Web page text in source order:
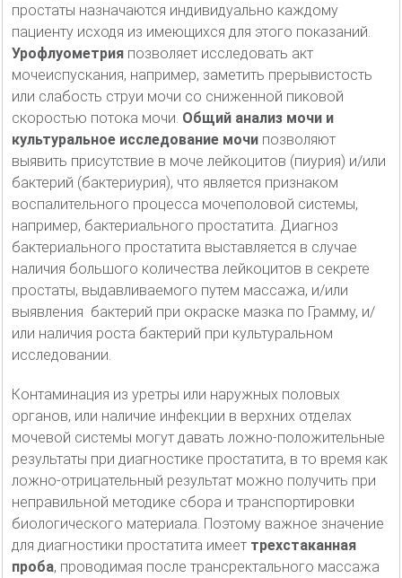
простаты назначаются индивидуально каждому
пациенту исходя из имеющихся для этого показаний.
Урофлуометрия позволяет исследовать акт
мочеиспускания, например, заметить прерывистость
или слабость струи мочи со сниженной пиковой
скоростью потока мочи. Общий анализ мочи и
культуральное исследование мочи позволяют
выявить присутствие в моче лейкоцитов (пиурия) и/или
бактерий (бактериурия), что является признаком
воспалительного процесса мочеполовой системы,
например, бактериального простатита. Диагноз
бактериального простатита выставляется в случае
наличия большого количества лейкоцитов в секрете
простаты, выдавливаемого путем массажа, и/или
выявления бактерий при окраске мазка по Грамму, и/
или наличия роста бактерий при культуральном
исследовании.
Контаминация из уретры или наружных половых
органов, или наличие инфекции в верхних отделах
мочевой системы могут давать ложно-положительные
результаты при диагностике простатита, в то время как
ложно-отрицательный результат можно получить при
неправильной методике сбора и транспортировки
биологического материала. Поэтому важное значение
для диагностики простатита имеет трехстаканная
проба, проводимая после трансректального массажа